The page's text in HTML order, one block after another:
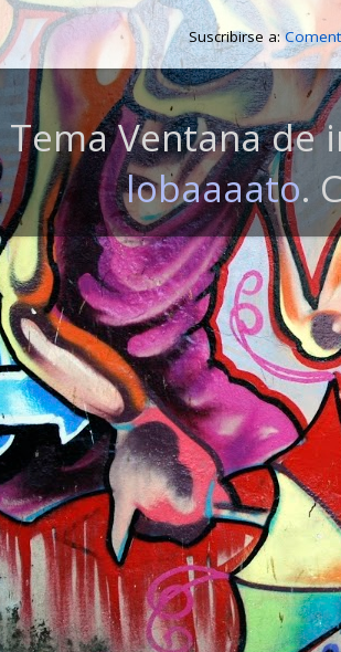
Suscribirse a:
Tema Ventana de
lobaaaato.